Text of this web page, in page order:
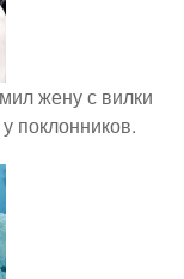
жену с вилки
поклонников.